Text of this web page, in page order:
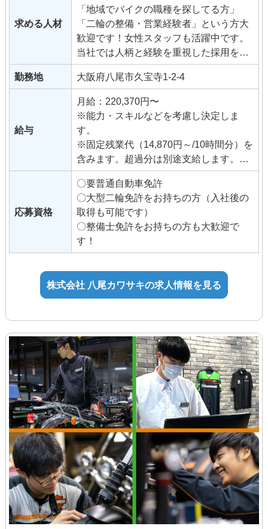
求める人材
「地域でバイクの職種を探してる方」
「二輪の整備・営業経験者」という方大
歓迎です！女性スタッフも活躍中です。
当社では人柄と経験を重視した採用を行
っていますので、「バイクが好き！」
「営業・整備の仕事をしてみたい！」と
いう意欲のある方をお待ちしておりま
す。
勤務地 大阪府八尾市久宝寺1-2-4
給与
月給：220,370円〜
※能力・スキルなどを考慮し決定しま
す。
※固定残業代（14,870円～/10時間分）を
含みます。超過分は別途支給します。
固定残業の金額と時間は昇格等に伴い
変更になることがあります。
◆交通費支給（月35,000円まで）
◆昇給（年2回）
◆管理者手当
例）整備士3級5,000円、2級10,000
円、1級15,000円
◆試用期間3ヶ月（待遇変更なし）
個別の相談がしやすいようにメンターを
付けてサポートします。残業がないよう
に上司が補助します。
応募資格
〇要普通自動車免許
〇大型二輪免許をお持ちの方（入社後の
取得も可能です）
〇整備士免許をお持ちの方も大歓迎で
す！
株式会社 八尾カワサキの求人情報を見る